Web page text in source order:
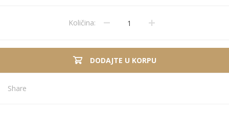
Količina:
DODAJTE U KORPU
Share